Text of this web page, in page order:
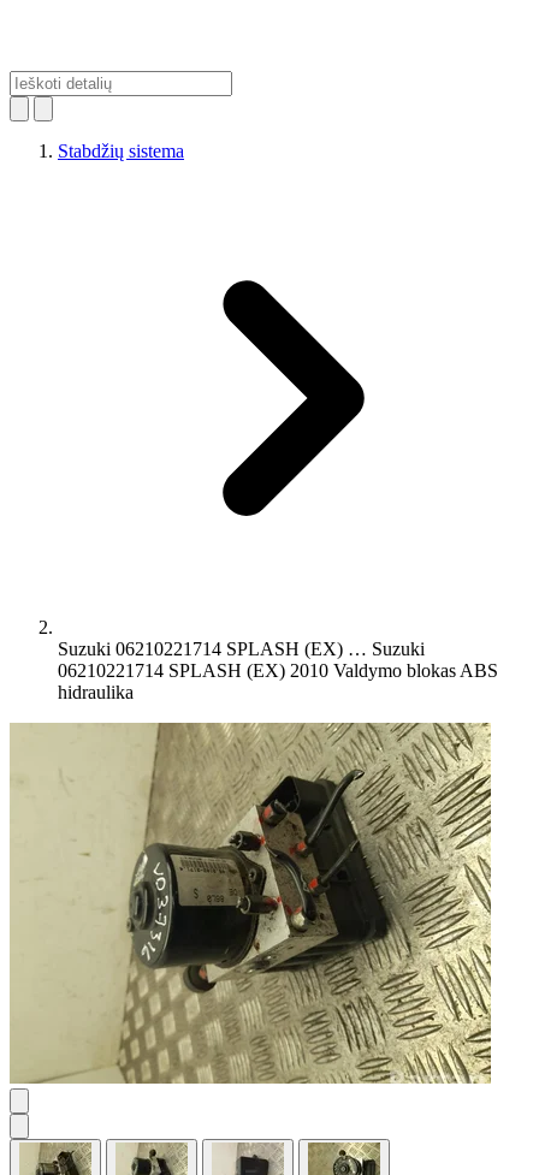
Stabdžių sistema
Suzuki 06210221714 SPLASH (EX) … Suzuki
06210221714 SPLASH (EX) 2010 Valdymo blokas ABS
hidraulika